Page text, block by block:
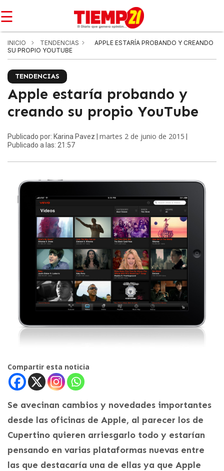
☰
INICIO TENDENCIAS
APPLE ESTARÍA PROBANDO Y CREANDO
SU PROPIO YOUTUBE
TENDENCIAS
Apple estaría probando y
creando su propio YouTube
Publicado por: Karina Pavez | martes 2 de junio de 2015
Publicado a las: 21:57
Compartir esta noticia
Se avecinan cambios y novedades importantes
desde las oficinas de Apple, al parecer los de
Cupertino quieren arriesgarlo todo y estarían
pensando en varias plataformas nuevas entre
las que destacaría una de ellas ya que Apple